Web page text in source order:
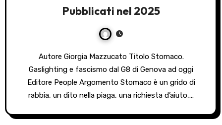
Pubblicati nel 2025
Autore Giorgia Mazzucato Titolo Stomaco.
Gaslighting e fascismo dal G8 di Genova ad oggi
Editore People Argomento Stomaco è un grido di
rabbia, un dito nella piaga, una richiesta d’aiuto,…